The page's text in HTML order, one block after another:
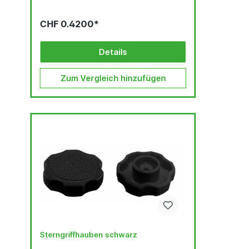
CHF 0.4200*
Details
Zum Vergleich hinzufügen
Sterngriffhauben schwarz